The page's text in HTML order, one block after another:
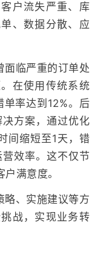
户流失严重、库
、数据分散、应
面临严重的订单处
在使用传统系统
率达到12%。后
方案，通过优化
间缩短至1天，错
效率。这不仅节
满意度。
略、实施建议等方
战，实现业务转